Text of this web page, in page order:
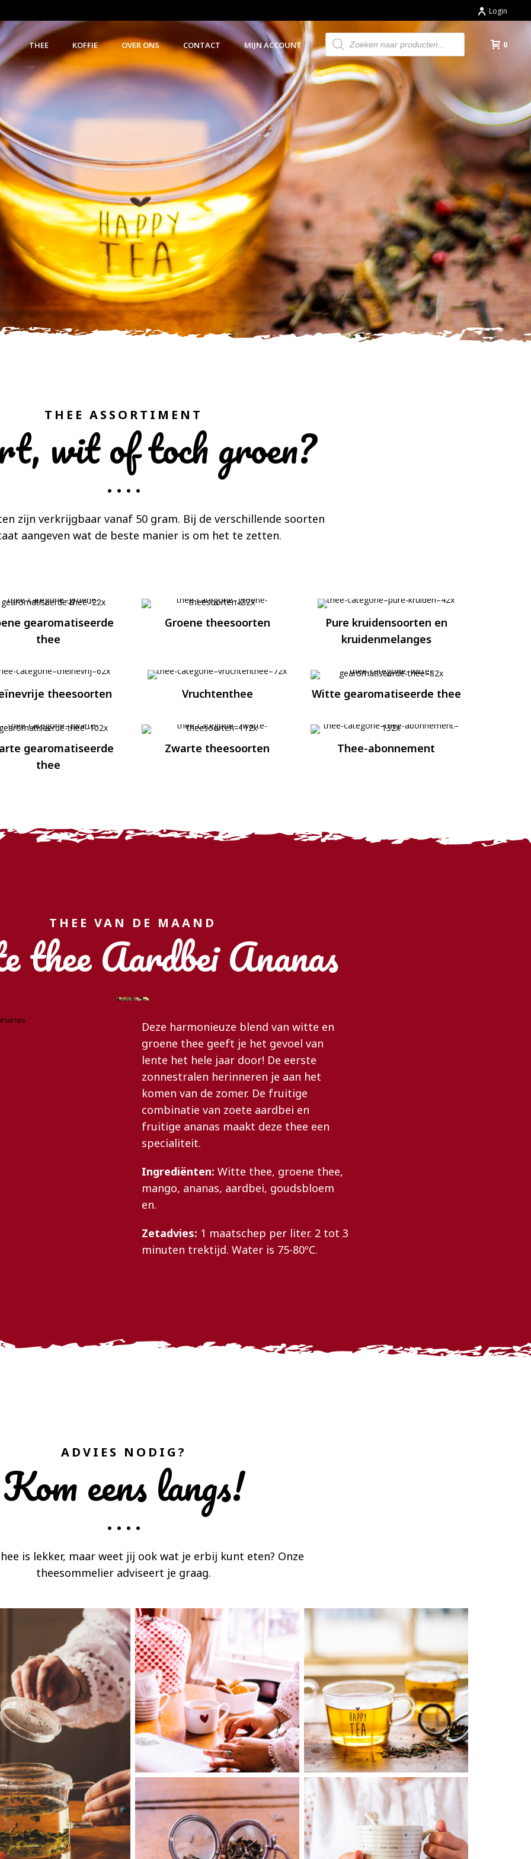
Login
THEE KOFFIE OVER ONS CONTACT MIJN ACCOUNT
Producten
zoeken 0
THEE ASSORTIMENT
wit of toch groen?
zijn verkrijgbaar vanaf 50 gram. Bij de verschillende soorten
aangeven wat de beste manier is om het te zetten.
gearomatiseerde
thee
Groene theesoorten
Pure kruidensoorten en
kruidenmelanges
theesoorten Vruchtenthee Witte gearomatiseerde thee
gearomatiseerde
thee
Zwarte theesoorten Thee-abonnement
THEE VAN DE MAAND
thee Aardbei Ananas
Deze harmonieuze blend van witte en
groene thee geeft je het gevoel van
lente het hele jaar door! De eerste
zonnestralen herinneren je aan het
komen van de zomer. De fruitige
combinatie van zoete aardbei en
fruitige ananas maakt deze thee een
specialiteit.
Ingrediënten: Witte thee, groene thee,
mango, ananas, aardbei, goudsbloem
en.
Zetadvies: 1 maatschep per liter. 2 tot 3
minuten trektijd. Water is 75-80ºC.
ADVIES NODIG?
Kom eens langs!
is lekker, maar weet jij ook wat je erbij kunt eten? Onze
theesommelier adviseert je graag.